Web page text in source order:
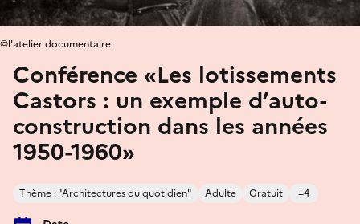
Conférence «Les lotissements
Castors : un exemple d’auto-
construction dans les années
1950-1960»
Thème : "Architectures du quotidien" Adulte Gratuit +4
©l'atelier documentaire